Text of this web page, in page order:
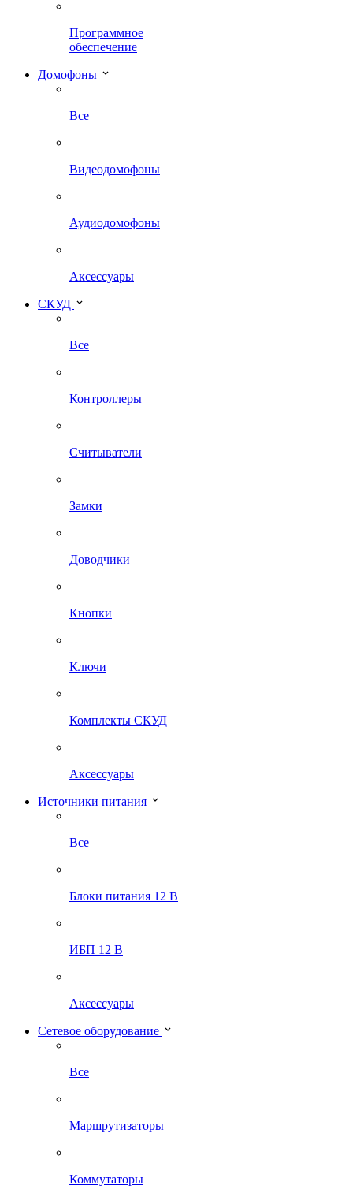
Программное
обеспечение
Домофоны
Все
Видеодомофоны
Аудиодомофоны
Аксессуары
СКУД
Все
Контроллеры
Считыватели
Замки
Доводчики
Кнопки
Ключи
Комплекты СКУД
Аксессуары
Источники питания
Все
Блоки питания 12 В
ИБП 12 В
Аксессуары
Сетевое оборудование
Все
Маршрутизаторы
Коммутаторы